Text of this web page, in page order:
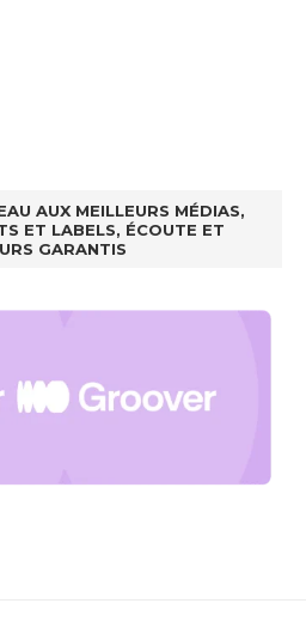
AUX MEILLEURS MÉDIAS,
ET LABELS, ÉCOUTE ET
GARANTIS